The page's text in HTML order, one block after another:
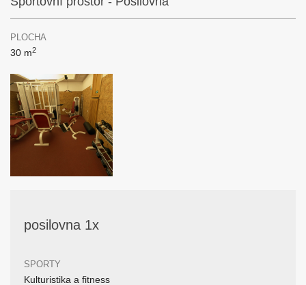
PLOCHA
30 m2
posilovna 1x
SPORTY
Kulturistika a fitness